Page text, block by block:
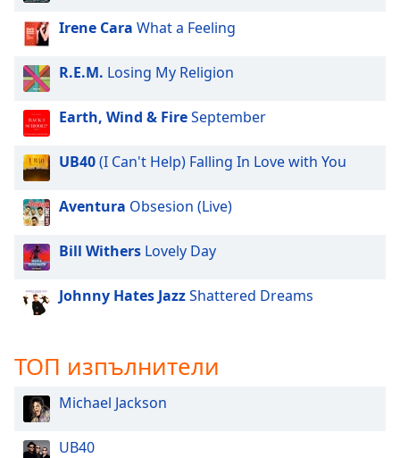
Irene Cara What a Feeling
R.E.M. Losing My Religion
Earth, Wind & FireSeptember
UB40(I Can't Help) Falling In Love with You
Aventura Obsesion (Live)
Bill Withers Lovely Day
Johnny Hates JazzShattered Dreams
ТОП изпълнители
Michael Jackson
UB40